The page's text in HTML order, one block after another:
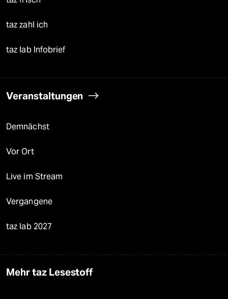
taz zahl ich
taz lab Infobrief
Veranstaltungen
Demnächst
Vor Ort
Live im Stream
Vergangene
taz lab 2027
Mehr taz Lesestoff